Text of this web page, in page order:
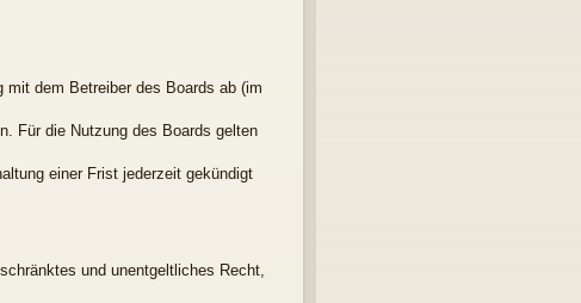
mit dem Betreiber des Boards ab (im
Für die Nutzung des Boards gelten
einer Frist jederzeit gekündigt
und unentgeltliches Recht,